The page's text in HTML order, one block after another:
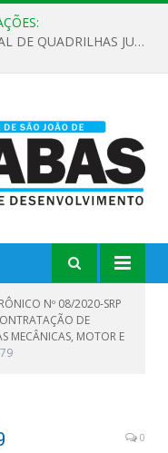
Nº 08/2020-SRP
DE
MECÂNICAS, MOTOR E
0